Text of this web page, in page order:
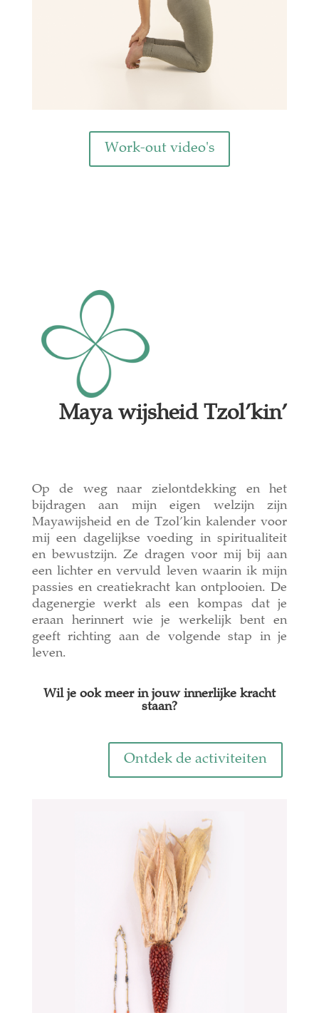
Work-out video's
Maya wijsheid Tzol’kin’
Op de weg naar zielontdekking en het
bijdragen aan mijn eigen welzijn zijn
Mayawijsheid en de Tzol’kin kalender voor
mij een dagelijkse voeding in spiritualiteit
en bewustzijn. Ze dragen voor mij bij aan
een lichter en vervuld leven waarin ik mijn
passies en creatiekracht kan ontplooien. De
dagenergie werkt als een kompas dat je
eraan herinnert wie je werkelijk bent en
geeft richting aan de volgende stap in je
leven.
Wil je ook meer in jouw innerlijke kracht
staan?
Ontdek de activiteiten